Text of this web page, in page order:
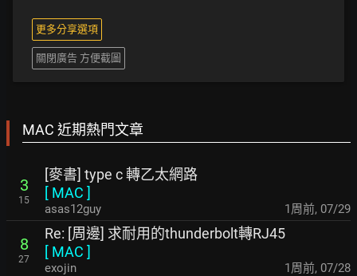
更多分享選項
關閉廣告 方便截圖
MAC 近期熱門文章
3
15
[麥書] type c 轉乙太網路
[ MAC ]
asas12guy 1周前, 07/29
8
27
Re: [周邊] 求耐用的thunderbolt轉RJ45
[ MAC ]
exojin 1周前, 07/28